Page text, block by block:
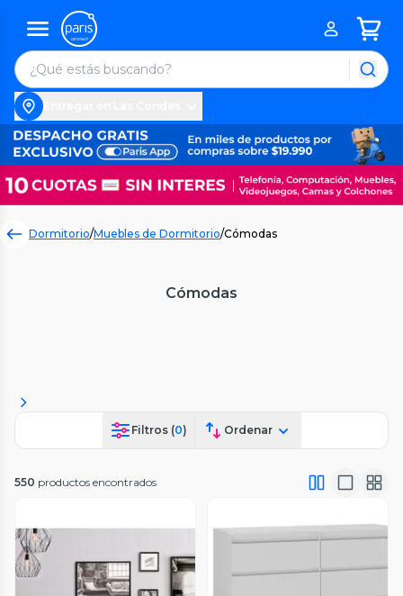
Dormitorio/Muebles de Dormitorio/Cómodas
Cómodas
Filtros (0) Ordenar
550 productos encontrados